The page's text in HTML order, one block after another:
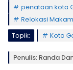
penataan kota
Relokasi
Topik:
Kota
Penulis: Randa